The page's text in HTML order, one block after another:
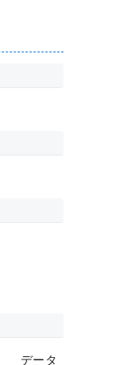
ータ